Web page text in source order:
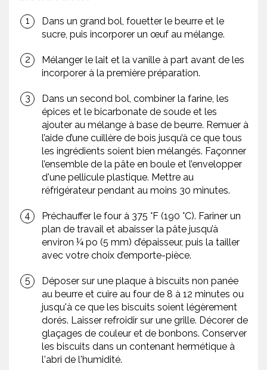
Dans un grand bol, fouetter le beurre et le
sucre, puis incorporer un œuf au mélange.
Mélanger le lait et la vanille à part avant de les
incorporer à la première préparation.
Dans un second bol, combiner la farine, les
épices et le bicarbonate de soude et les
ajouter au mélange à base de beurre. Remuer à
l’aide d’une cuillère de bois jusqu’à ce que tous
les ingrédients soient bien mélangés. Façonner
l’ensemble de la pâte en boule et l’envelopper
d'une pellicule plastique. Mettre au
réfrigérateur pendant au moins 30 minutes.
Préchauffer le four à 375 °F (190 °C). Fariner un
plan de travail et abaisser la pâte jusqu’à
environ ¼ po (5 mm) d’épaisseur, puis la tailler
avec votre choix d’emporte-pièce.
Déposer sur une plaque à biscuits non panée
au beurre et cuire au four de 8 à 12 minutes ou
jusqu'à ce que les biscuits soient légèrement
dorés. Laisser refroidir sur une grille. Décorer de
glaçages de couleur et de bonbons. Conserver
les biscuits dans un contenant hermétique à
l'abri de l'humidité.